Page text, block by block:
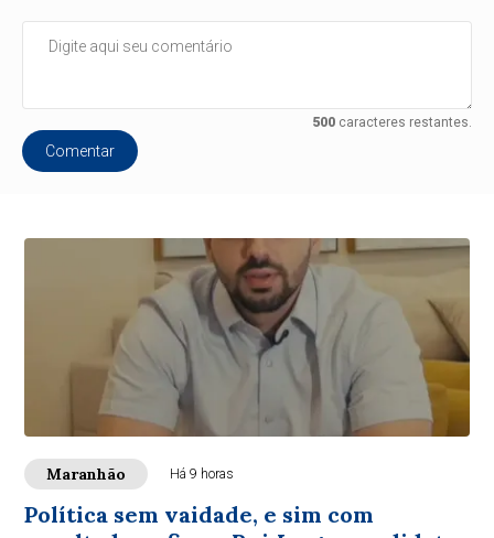
500caracteres restantes.
Comentar
Maranhão Há 9 horas
Política sem vaidade, e sim com